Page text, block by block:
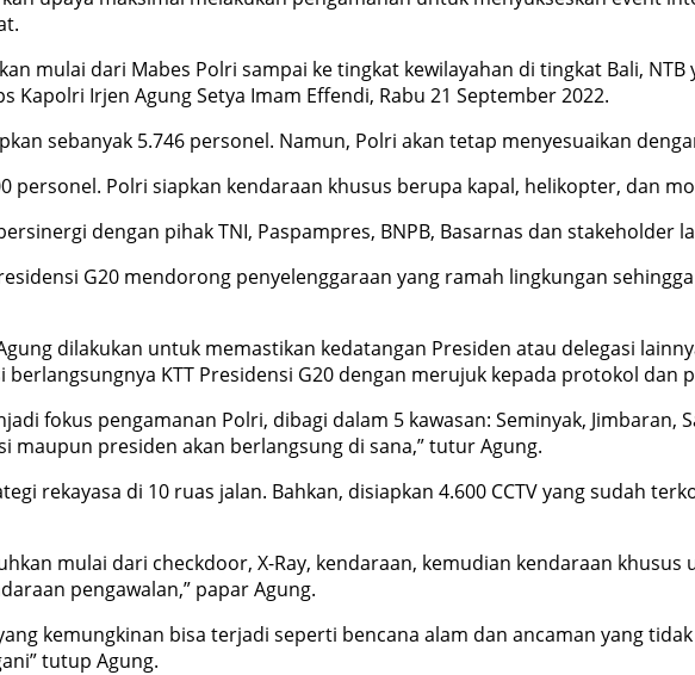
mulai dari Mabes Polri sampai ke tingkat kewilayahan di tingkat Bali,
Kapolri Irjen Agung Setya Imam Effendi, Rabu 21 September 2022.
sebanyak 5.746 personel. Namun, Polri akan tetap menyesuaikan
personel. Polri siapkan kendaraan khusus berupa kapal, helikopter, dan
dengan pihak TNI, Paspampres, BNPB, Basarnas dan stakeholder
G20 mendorong penyelenggaraan yang ramah lingkungan
dilakukan untuk memastikan kedatangan Presiden atau delegasi
KTT Presidensi G20 dengan merujuk kepada protokol
fokus pengamanan Polri, dibagi dalam 5 kawasan: Seminyak, Jimbaran,
maupun presiden akan berlangsung di sana,” tutur Agung.
rekayasa di 10 ruas jalan. Bahkan, disiapkan 4.600 CCTV yang sudah
mulai dari checkdoor, X-Ray, kendaraan, kemudian kendaraan
pengawalan,” papar Agung.
kemungkinan bisa terjadi seperti bencana alam dan ancaman yang
tutup Agung.